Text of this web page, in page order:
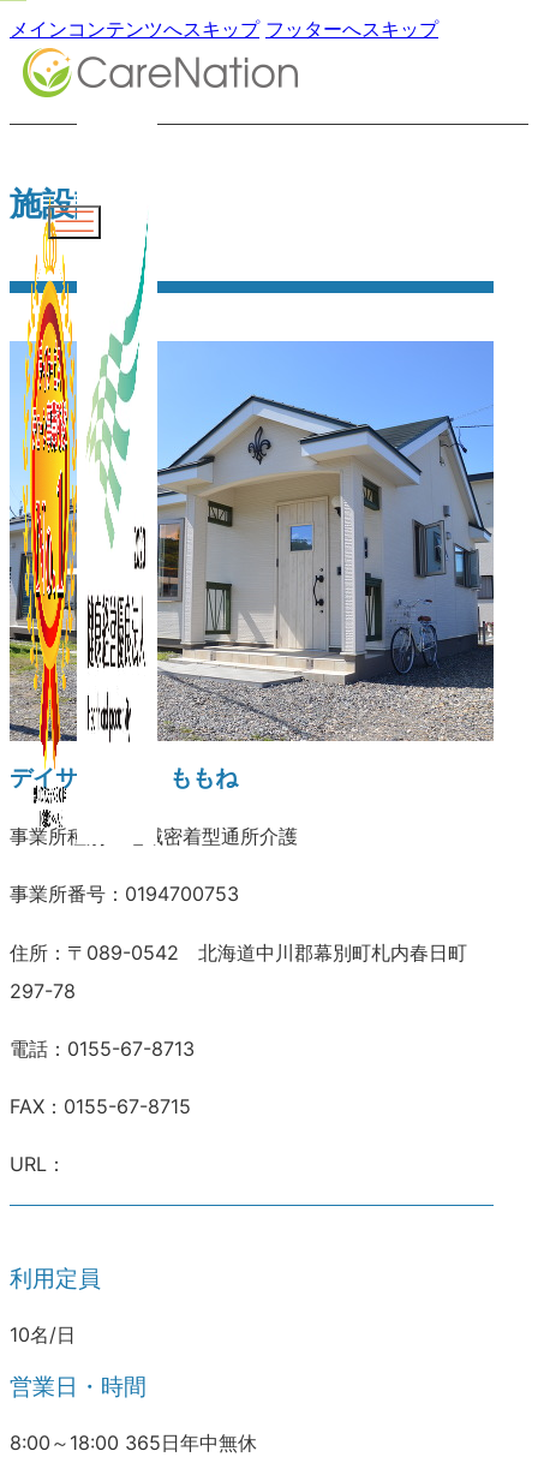
メインコンテンツへスキップ フッターへスキップ
施設詳細
デイサービス ももね
事業所種別：地域密着型通所介護
事業所番号：0194700753
住所：〒089-0542 北海道中川郡幕別町札内春日町
297-78
電話：0155-67-8713
FAX：0155-67-8715
URL：
利用定員
10名/日
営業日・時間
8:00～18:00 365日年中無休